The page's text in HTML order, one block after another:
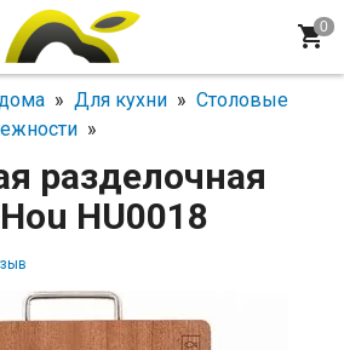
» Для кухни » Столовые
»
разделочная
HU0018